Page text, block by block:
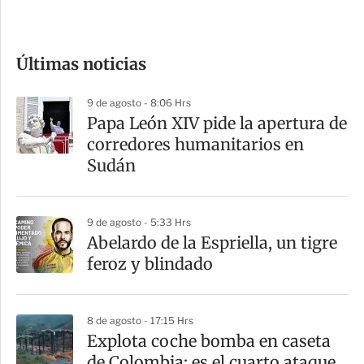
m
a
r
t
Últimas noticias
9 de agosto - 8:06 Hrs
Papa León XIV pide la apertura de
corredores humanitarios en
Sudán
9 de agosto - 5:33 Hrs
Abelardo de la Espriella, un tigre
feroz y blindado
8 de agosto - 17:15 Hrs
Explota coche bomba en caseta